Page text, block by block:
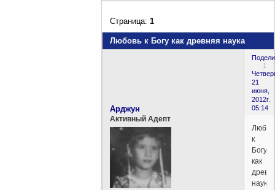
Любовь к Богу как древняя наука
Страница:1
1
21
июня,
2012г.
05:14
Арджун
Активный Адепт
к
Богу
как
наука